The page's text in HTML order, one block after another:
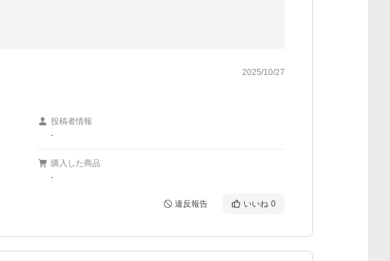
2025/10/27
投稿者情報
-
購入した商品
-
違反報告 いいね 0